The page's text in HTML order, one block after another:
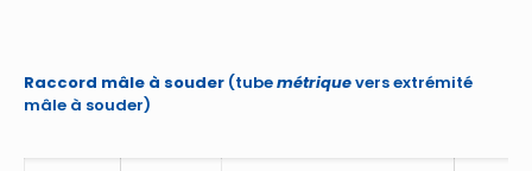
Raccord mâle à souder (tubemétriquevers extrémité
mâle à souder)